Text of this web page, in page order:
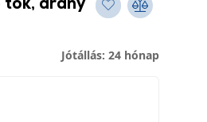
Jótállás: 24 hónap